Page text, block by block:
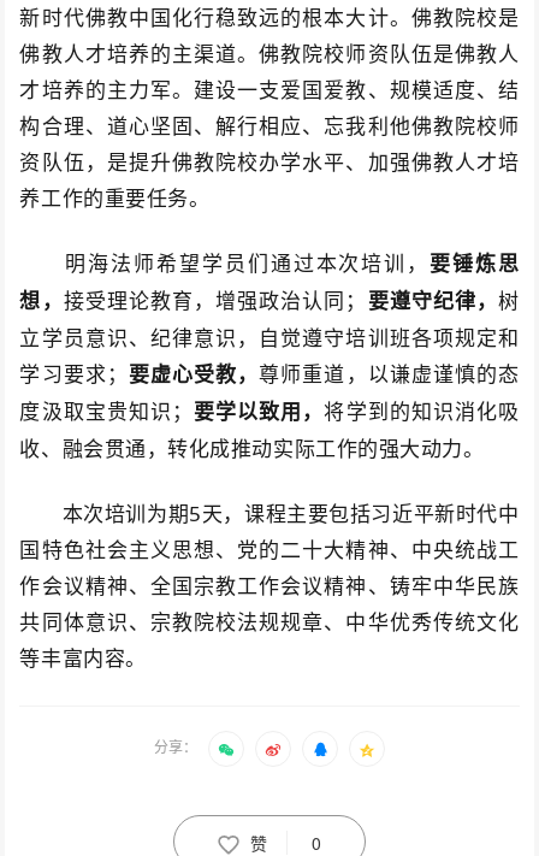
新时代佛教中国化行稳致远的根本大计。佛教院校是
佛教人才培养的主渠道。佛教院校师资队伍是佛教人
才培养的主力军。建设一支爱国爱教、规模适度、结
构合理、道心坚固、解行相应、忘我利他佛教院校师
资队伍，是提升佛教院校办学水平、加强佛教人才培
养工作的重要任务。
明海法师希望学员们通过本次培训，
要锤炼思
想， 接受理论教育，增强政治认同； 要遵守纪律， 树
立学员意识、纪律意识，自觉遵守培训班各项规定和
学习要求；
要虚心受教，尊师重道，以谦虚谨慎的态
度汲取宝贵知识；
要学以致用， 将学到的知识消化吸
收、融会贯通，转化成推动实际工作的强大动力。
本次培训为期5天，课程主要包括习近平新时代中
国特色社会主义思想、党的二十大精神、中央统战工
作会议精神、全国宗教工作会议精神、铸牢中华民族
共同体意识、宗教院校法规规章、中华优秀传统文化
等丰富内容。
分享：
赞 0